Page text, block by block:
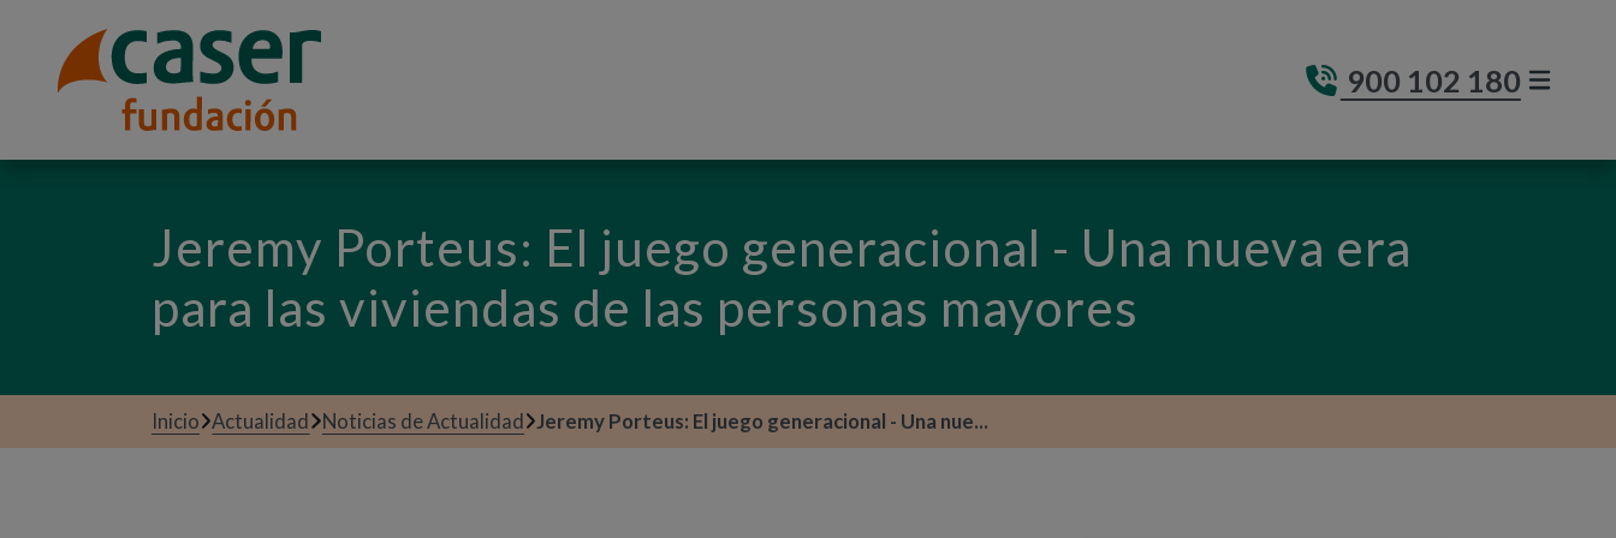
900 102 180
Jeremy Porteus: El juego generacional - Una nueva era
para las viviendas de las personas mayores
Inicio Actualidad Noticias de Actualidad Jeremy Porteus: El juego generacional - Una nue...